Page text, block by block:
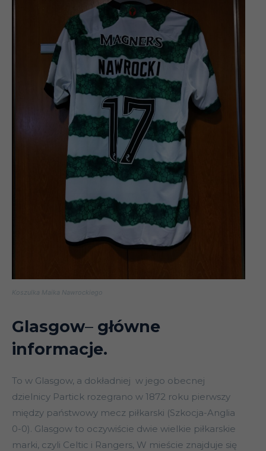
Koszulka Maika Nawrockiego
Glasgow– główne
informacje.
To w Glasgow, a dokładniej w jego obecnej
dzielnicy Partick rozegrano w 1872 roku pierwszy
między państwowy mecz piłkarski (Szkocja-Anglia
0-0). Glasgow to oczywiście dwie wielkie piłkarskie
marki, czyli Celtic i Rangers, W mieście znajduje się